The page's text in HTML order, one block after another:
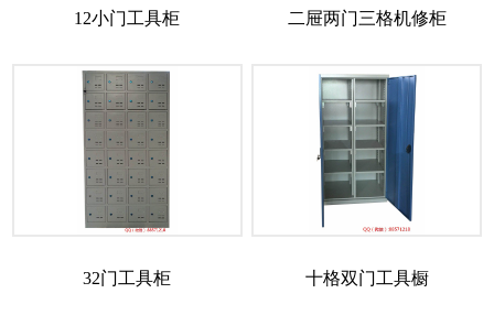
12小门工具柜 二屉两门三格机修柜
32门工具柜 十格双门工具橱